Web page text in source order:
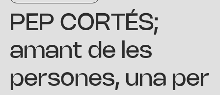
PEP CORTÉS;
amant de les
persones, una per